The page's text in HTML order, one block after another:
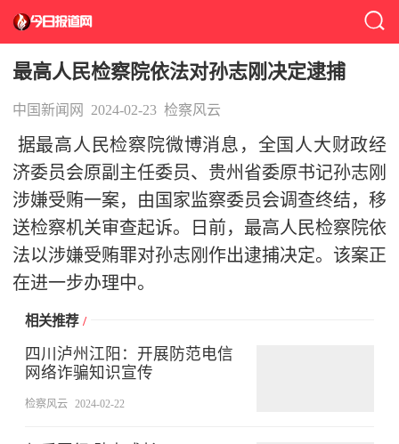
最高人民检察院依法对孙志刚决定逮捕
中国新闻网 2024-02-23 检察风云
据最高人民检察院微博消息，全国人大财政经
济委员会原副主任委员、贵州省委原书记孙志刚
涉嫌受贿一案，由国家监察委员会调查终结，移
送检察机关审查起诉。日前，最高人民检察院依
法以涉嫌受贿罪对孙志刚作出逮捕决定。该案正
在进一步办理中。
相关推荐 /
四川泸州江阳：开展防范电信
网络诈骗知识宣传
检察风云 2024-02-22